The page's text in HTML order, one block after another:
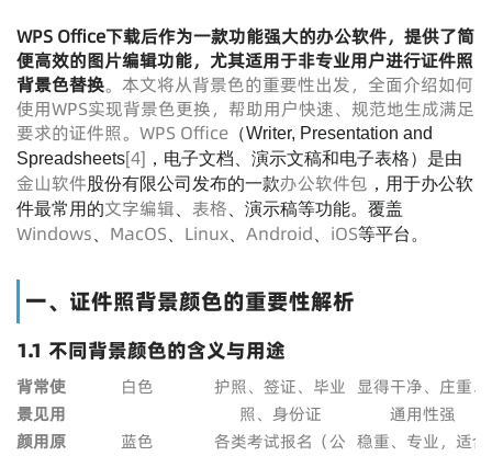
WPS Office下载后作为一款功能强大的办公软件，提供了简
便高效的图片编辑功能，尤其适用于非专业用户进行证件照
背景色替换。本文将从背景色的重要性出发，全面介绍如何
使用WPS实现背景色更换，帮助用户快速、规范地生成满足
要求的证件照。WPS Office （Writer, Presentation and
Spreadsheets[4] ，电子文档、演示文稿和电子表格）是由
金山软件股份有限公司发布的一款办公软件包 ，用于办公软
件最常用的文字编辑 表格 、演示稿等功能。覆盖
Windows MacOS Linux Android iOS等平台。
一、证件照背景颜色的重要性解析
1.1 不同背景颜色的含义与用途
背
景
颜
常
见
用
使
用
原
白色
护照、签证、毕业
照、身份证
显得干净、庄重、
通用性强
蓝色
各类考试报名（公 稳重、专业，适合